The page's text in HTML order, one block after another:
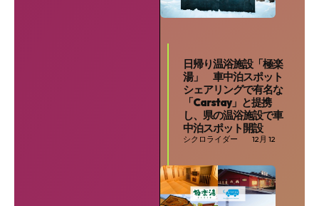
日帰り温浴施設「極楽
湯」 車中泊スポット
シェアリングで有名な
「Carstay」と提携
し、県の温浴施設で車
中泊スポット開設
シクロライダー 12月 12